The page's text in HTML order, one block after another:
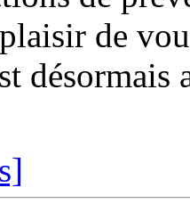
de
désormais